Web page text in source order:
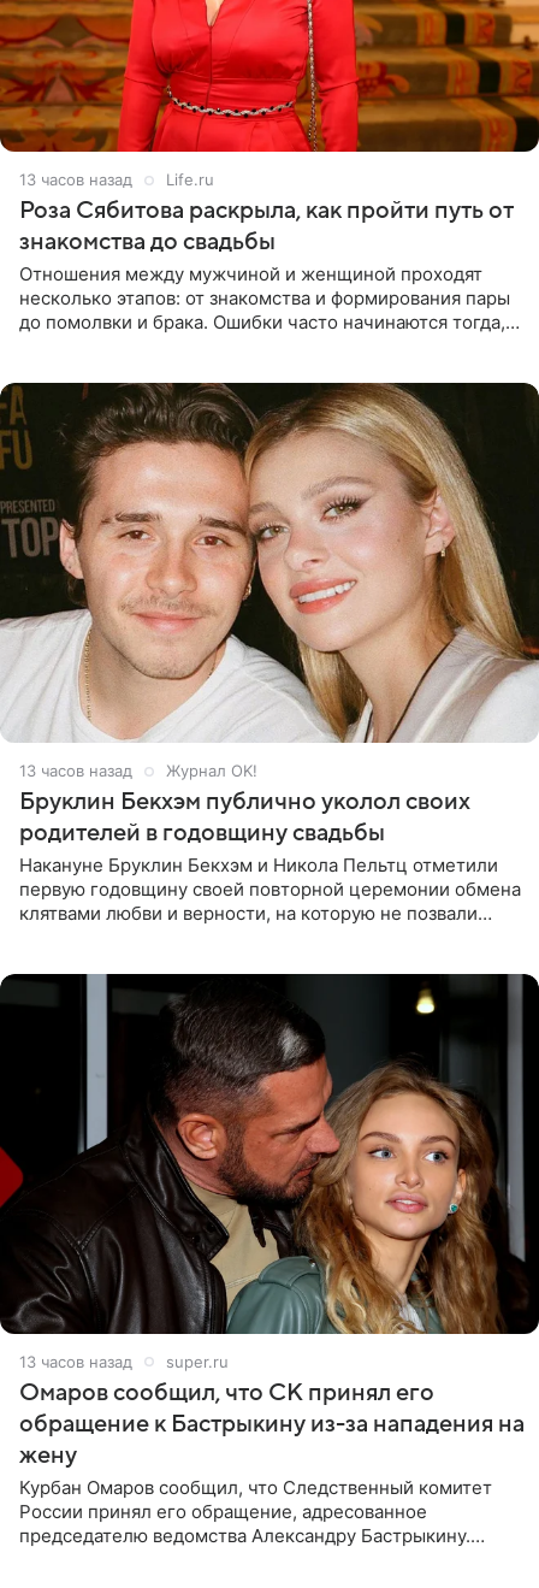
13 часов назад Life.ru
Роза Сябитова раскрыла, как пройти путь от
знакомства до свадьбы
Отношения между мужчиной и женщиной проходят
несколько этапов: от знакомства и формирования пары
до помолвки и брака. Ошибки часто начинаются тогда,
13 часов назад Журнал OK!
Бруклин Бекхэм публично уколол своих
родителей в годовщину свадьбы
Накануне Бруклин Бекхэм и Никола Пельтц отметили
первую годовщину своей повторной церемонии обмена
клятвами любви и верности, на которую не позвали
13 часов назад super.ru
Омаров сообщил, что СК принял его
обращение к Бастрыкину из-за нападения на
жену
Курбан Омаров сообщил, что Следственный комитет
России принял его обращение, адресованное
председателю ведомства Александру Бастрыкину.